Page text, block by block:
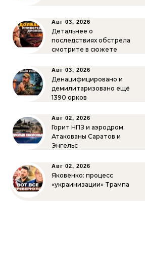
Авг 03, 2026
Детальнее о
последствиях обстрела
смотрите в сюжете
Авг 03, 2026
Денацифицировано и
демилитаризовано ещё
1390 орков
Авг 02, 2026
Горит НПЗ и аэродром.
Атакованы Саратов и
Энгельс
Авг 02, 2026
Яковенко: процесс
«украинизации» Трампа